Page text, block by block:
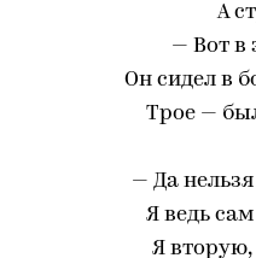
А
— Вот в
Он сидел в
Трое —
— Да
Я ведь
Я вторую,